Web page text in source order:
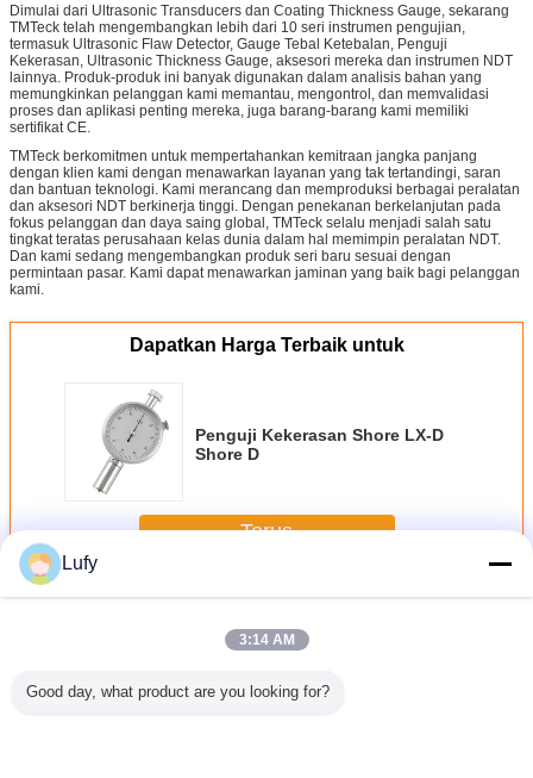
Dimulai dari Ultrasonic Transducers dan Coating Thickness Gauge, sekarang
TMTeck telah mengembangkan lebih dari 10 seri instrumen pengujian,
termasuk Ultrasonic Flaw Detector, Gauge Tebal Ketebalan, Penguji
Kekerasan, Ultrasonic Thickness Gauge, aksesori mereka dan instrumen NDT
lainnya. Produk-produk ini banyak digunakan dalam analisis bahan yang
memungkinkan pelanggan kami memantau, mengontrol, dan memvalidasi
proses dan aplikasi penting mereka, juga barang-barang kami memiliki
sertifikat CE.
TMTeck berkomitmen untuk mempertahankan kemitraan jangka panjang
dengan klien kami dengan menawarkan layanan yang tak tertandingi, saran
dan bantuan teknologi. Kami merancang dan memproduksi berbagai peralatan
dan aksesori NDT berkinerja tinggi. Dengan penekanan berkelanjutan pada
fokus pelanggan dan daya saing global, TMTeck selalu menjadi salah satu
tingkat teratas perusahaan kelas dunia dalam hal memimpin peralatan NDT.
Dan kami sedang mengembangkan produk seri baru sesuai dengan
permintaan pasar. Kami dapat menawarkan jaminan yang baik bagi pelanggan
kami.
Dapatkan Harga Terbaik untuk
Penguji Kekerasan Shore LX-D
Shore D
Terus
LebihShore Durometer
Lufy
3:14 AM
Good day, what product are you looking for?